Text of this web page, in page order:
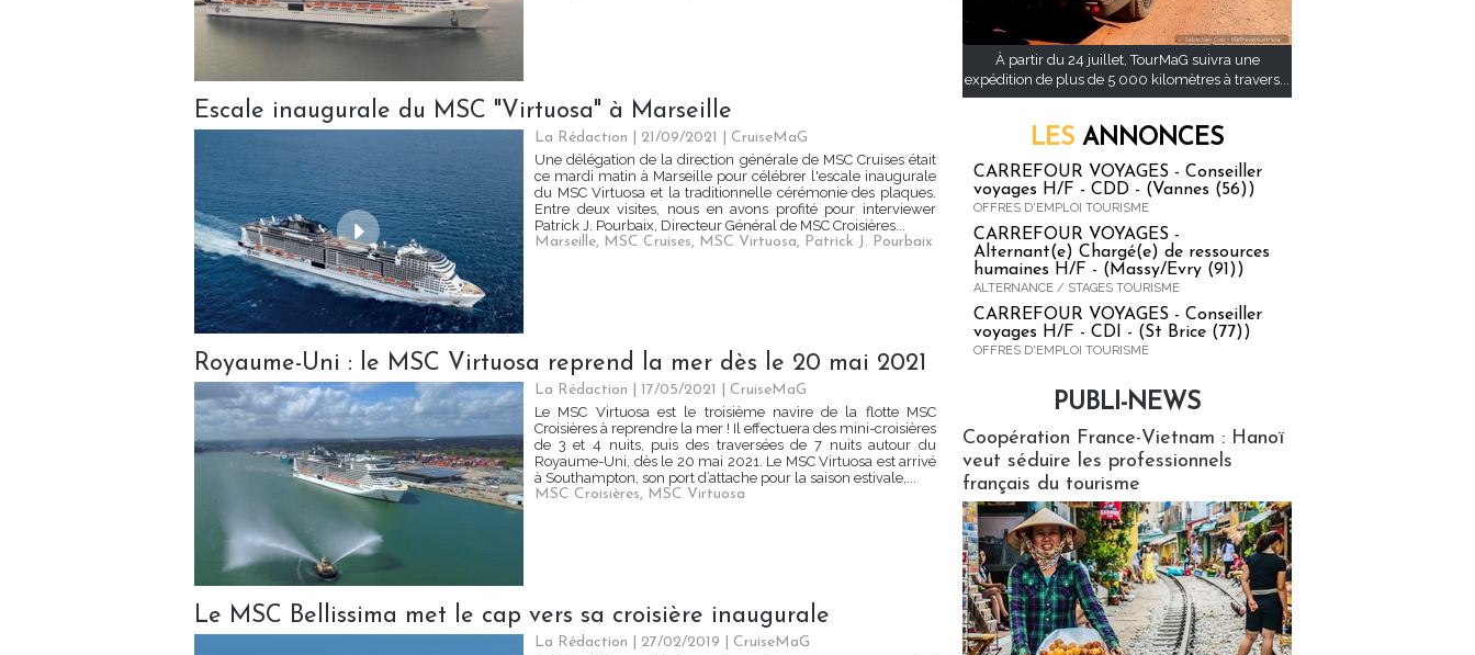
Escale inaugurale du MSC "Virtuosa" à Marseille
La Rédaction | 21/09/2021
CruiseMaG
Une délégation de la direction générale de MSC Cruises était
ce mardi matin à Marseille pour célébrer l'escale inaugurale
du MSC Virtuosa et la traditionnelle cérémonie des plaques.
Entre deux visites, nous en avons profité pour interviewer
Patrick J. Pourbaix, Directeur Général de MSC Croisières...
Marseille, MSC Cruises, MSC Virtuosa, Patrick J. Pourbaix
Royaume-Uni : le MSC Virtuosa reprend la mer dès le 20 mai 2021
La Rédaction | 17/05/2021
CruiseMaG
Le MSC Virtuosa est le troisième navire de la flotte MSC
Croisières à reprendre la mer ! Il effectuera des mini-croisières
de 3 et 4 nuits, puis des traversées de 7 nuits autour du
Royaume-Uni, dès le 20 mai 2021. Le MSC Virtuosa est arrivé
à Southampton, son port d’attache pour la saison estivale,...
MSC Croisières, MSC Virtuosa
Le MSC Bellissima met le cap vers sa croisière inaugurale
La Rédaction | 27/02/2019
CruiseMaG
À partir du 24 juillet, TourMaG suivra une
expédition de plus de 5 000 kilomètres à travers...
LES ANNONCES
CARREFOUR VOYAGES - Conseiller
voyages H/F - CDD - (Vannes (56))
OFFRES D'EMPLOI TOURISME
CARREFOUR VOYAGES -
Alternant(e) Chargé(e) de ressources
humaines H/F - (Massy/Evry (91))
ALTERNANCE / STAGES TOURISME
CARREFOUR VOYAGES - Conseiller
voyages H/F - CDI - (St Brice (77))
OFFRES D'EMPLOI TOURISME
PUBLI-NEWS
Coopération France-Vietnam : Hanoï
veut séduire les professionnels
français du tourisme